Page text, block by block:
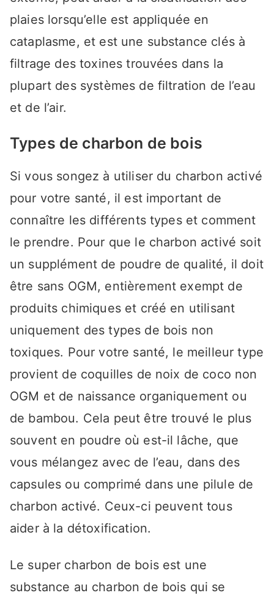
plaies lorsqu’elle est appliquée en
cataplasme, et est une substance clés à
filtrage des toxines trouvées dans la
plupart des systèmes de filtration de l’eau
et de l’air.
Types de charbon de bois
Si vous songez à utiliser du charbon activé
pour votre santé, il est important de
connaître les différents types et comment
le prendre. Pour que le charbon activé soit
un supplément de poudre de qualité, il doit
être sans OGM, entièrement exempt de
produits chimiques et créé en utilisant
uniquement des types de bois non
toxiques. Pour votre santé, le meilleur type
provient de coquilles de noix de coco non
OGM et de naissance organiquement ou
de bambou. Cela peut être trouvé le plus
souvent en poudre où est-il lâche, que
vous mélangez avec de l’eau, dans des
capsules ou comprimé dans une pilule de
charbon activé. Ceux-ci peuvent tous
aider à la détoxification.
Le super charbon de bois est une
substance au charbon de bois qui se